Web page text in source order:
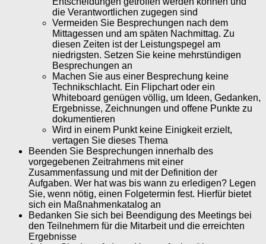
die Verantwortlichen zugegen sind
Vermeiden Sie Besprechungen nach dem
Mittagessen und am späten Nachmittag. Zu
diesen Zeiten ist der Leistungspegel am
niedrigsten. Setzen Sie keine mehrstündigen
Besprechungen an
Machen Sie aus einer Besprechung keine
Technikschlacht. Ein Flipchart oder ein
Whiteboard genügen völlig, um Ideen, Gedanken,
Ergebnisse, Zeichnungen und offene Punkte zu
dokumentieren
Wird in einem Punkt keine Einigkeit erzielt,
vertagen Sie dieses Thema
Beenden Sie Besprechungen innerhalb des
vorgegebenen Zeitrahmens mit einer
Zusammenfassung und mit der Definition der
Aufgaben. Wer hat was bis wann zu erledigen? Legen
Sie, wenn nötig, einen Folgetermin fest. Hierfür bietet
sich ein Maßnahmenkatalog an
Bedanken Sie sich bei Beendigung des Meetings bei
den Teilnehmern für die Mitarbeit und die erreichten
Ergebnisse